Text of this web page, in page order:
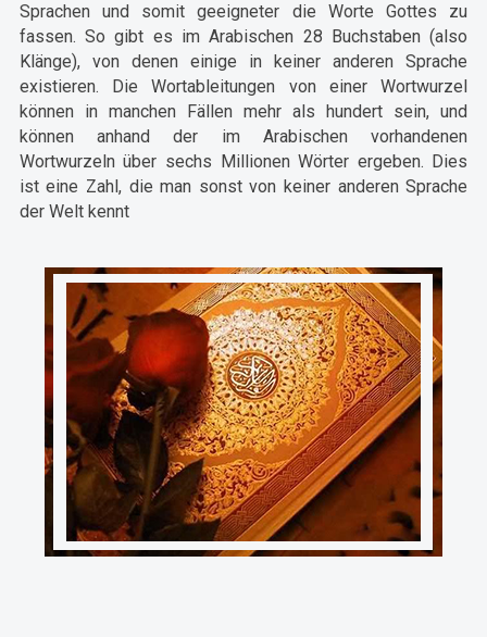
Sprachen und somit geeigneter die Worte Gottes zu
fassen. So gibt es im Arabischen 28 Buchstaben (also
Klänge), von denen einige in keiner anderen Sprache
existieren. Die Wortableitungen von einer Wortwurzel
können in manchen Fällen mehr als hundert sein, und
können anhand der im Arabischen vorhandenen
Wortwurzeln über sechs Millionen Wörter ergeben. Dies
ist eine Zahl, die man sonst von keiner anderen Sprache
der Welt kennt